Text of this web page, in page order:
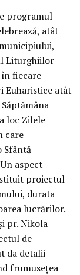
programul
atât
Liturghiilor
fiecare
Euharistice atât
loc Zilele
care
Sfântă
aspect
proiectul
durata
lucrărilor.
pr. Nikola
de
da detalii
frumusețea